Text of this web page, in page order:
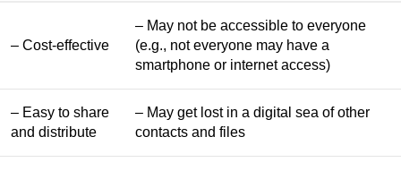
– Cost-effective
– May not be accessible to everyone
(e.g., not everyone may have a
smartphone or internet access)
– Easy to share
and distribute
– May get lost in a digital sea of other
contacts and files